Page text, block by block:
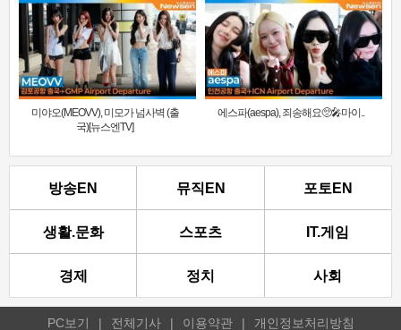
미야오(MEOVV), 미모가 넘사벽 (출
국)[뉴스엔TV]
에스파(aespa), 죄송해요🥺🎤마이..
방송EN 뮤직EN 포토EN
생활.문화 스포츠 IT.게임
경제 정치 사회
PC보기 | 전체기사 | 이용약관 | 개인정보처리방침